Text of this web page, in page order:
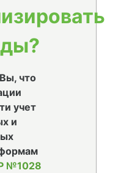
что
учет
и
№1028